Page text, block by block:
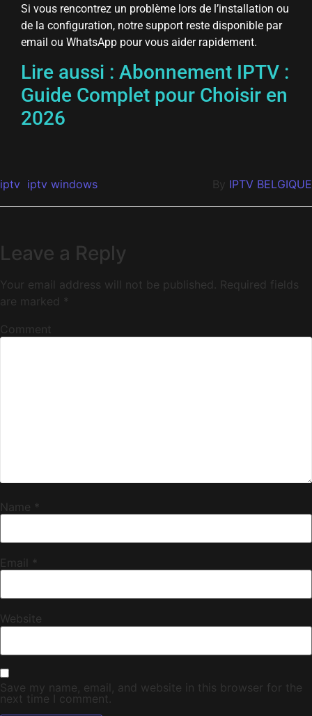
Si vous rencontrez un problème lors de l’installation ou
de la configuration, notre support reste disponible par
email ou WhatsApp pour vous aider rapidement.
Lire aussi : Abonnement IPTV :
Guide Complet pour Choisir en
2026
iptv iptv windows By IPTV BELGIQUE
Leave a Reply
Your email address will not be published. Required fields
are marked *
Comment
Name *
Email *
Website
Save my name, email, and website in this browser for the
next time I comment.